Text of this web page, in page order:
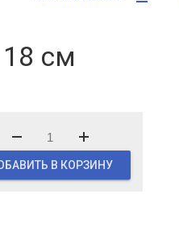
cм
В КОРЗИНУ